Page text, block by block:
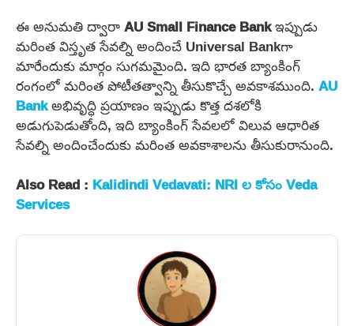
ఈ అనుమతి ద్వారాAU Small Finance Bankఇప్పుడు
మరింత విస్తృత సేవల్ని అందించే Universal Bankగా
మారేందుకు మార్గం సుగమమైంది. ఇది భారత బ్యాంకింగ్
రంగంలో మరింత పోటీతత్వాన్ని తీసుకొచ్చే అవకాశముంది.AU
Bankఅభివృద్ధి ప్రయాణం ఇప్పుడు కొత్త దశలోకి
అడుగుపెడుతోంది, ఇది బ్యాంకింగ్ సేవలలో విలువ ఆధారిత
సేవల్ని అందించేందుకు మరింత అవకాశాలను తీసుకురానుంది.
Also Read : Kalidindi Vedavati: NRI ల కోసం Veda
Services